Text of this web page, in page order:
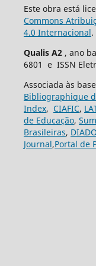
Este obra está
Commons
4.0 Internacional.
Qualis A2 , ano
6801 e ISSN
Associada às
Bibliographique
Index, CIAFIC,
de Educação,
Brasileiras,
Journal,Portal de